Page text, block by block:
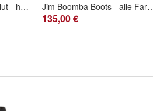
Akubra Leisure Time Hut - hochwertige Filzhut - Farbe cedar brown Gr 63 Jim Boomba Boots - alle
135,00 €